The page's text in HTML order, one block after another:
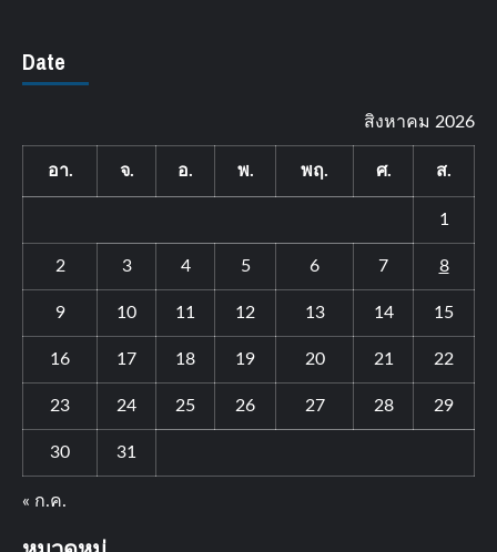
Date
สิงหาคม 2026
อา. จ. อ. พ. พฤ. ศ. ส.
1
2 3 4 5 6 7 8
9 10 11 12 13 14 15
16 17 18 19 20 21 22
23 24 25 26 27 28 29
30 31
« ก.ค.